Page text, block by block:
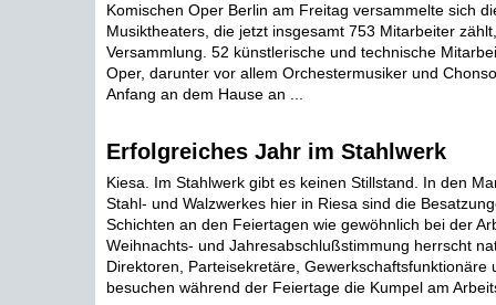
Komischen Oper Berlin am Freitag versammelte sich
Musiktheaters, die jetzt insgesamt 753 Mitarbeiter
Versammlung. 52 künstlerische und technische
Oper, darunter vor allem Orchestermusiker und
Anfang an dem Hause an ...
Erfolgreiches Jahr im Stahlwerk
Kiesa. Im Stahlwerk gibt es keinen Stillstand. In den
Stahl- und Walzwerkes hier in Riesa sind die
Schichten an den Feiertagen wie gewöhnlich bei der
Weihnachts- und Jahresabschlußstimmung herrscht
Direktoren, Parteisekretäre, Gewerkschaftsfunktionäre
besuchen während der Feiertage die Kumpel am